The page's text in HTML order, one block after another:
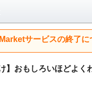
サービスの終了に
】おもしろいほどよく